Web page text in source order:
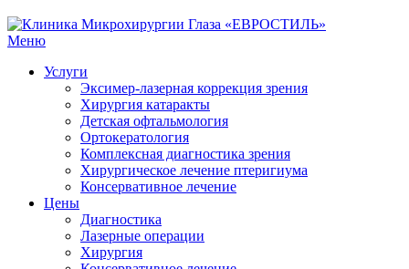
Меню
Услуги
Эксимер-лазерная коррекция зрения
Хирургия катаракты
Детская офтальмология
Ортокератология
Комплексная диагностика зрения
Хирургическое лечение птеригиума
Консервативное лечение
Цены
Диагностика
Лазерные операции
Хирургия